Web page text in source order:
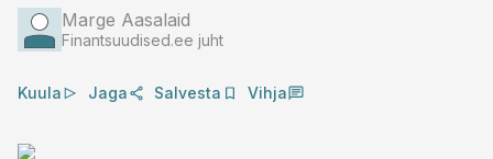
Marge Aasalaid
Finantsuudised.ee juht
Kuula Jaga Salvesta Vihja